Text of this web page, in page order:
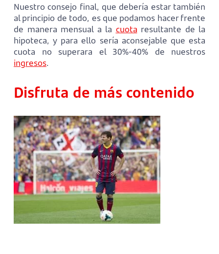
Nuestro consejo final, que debería estar también
al principio de todo, es que podamos hacer frente
de manera mensual a la cuota resultante de la
hipoteca, y para ello sería aconsejable que esta
cuota no superara el 30%-40% de nuestros
ingresos.
Disfruta de más contenido